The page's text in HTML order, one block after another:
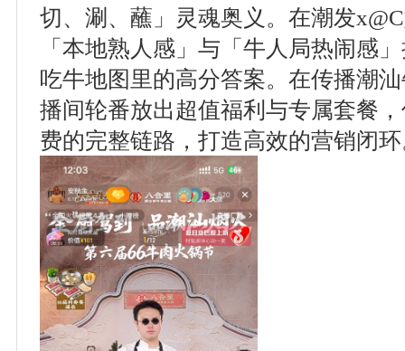
切、涮、蘸」灵魂奥义。在潮发
「本地熟人感」与「牛人局热闹感
吃牛地图里的高分答案。在传播潮
播间轮番放出超值福利与专属套餐
费的完整链路，打造高效的营销闭